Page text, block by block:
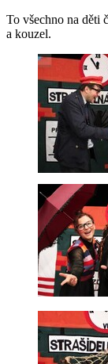
To všechno na děti
a kouzel.